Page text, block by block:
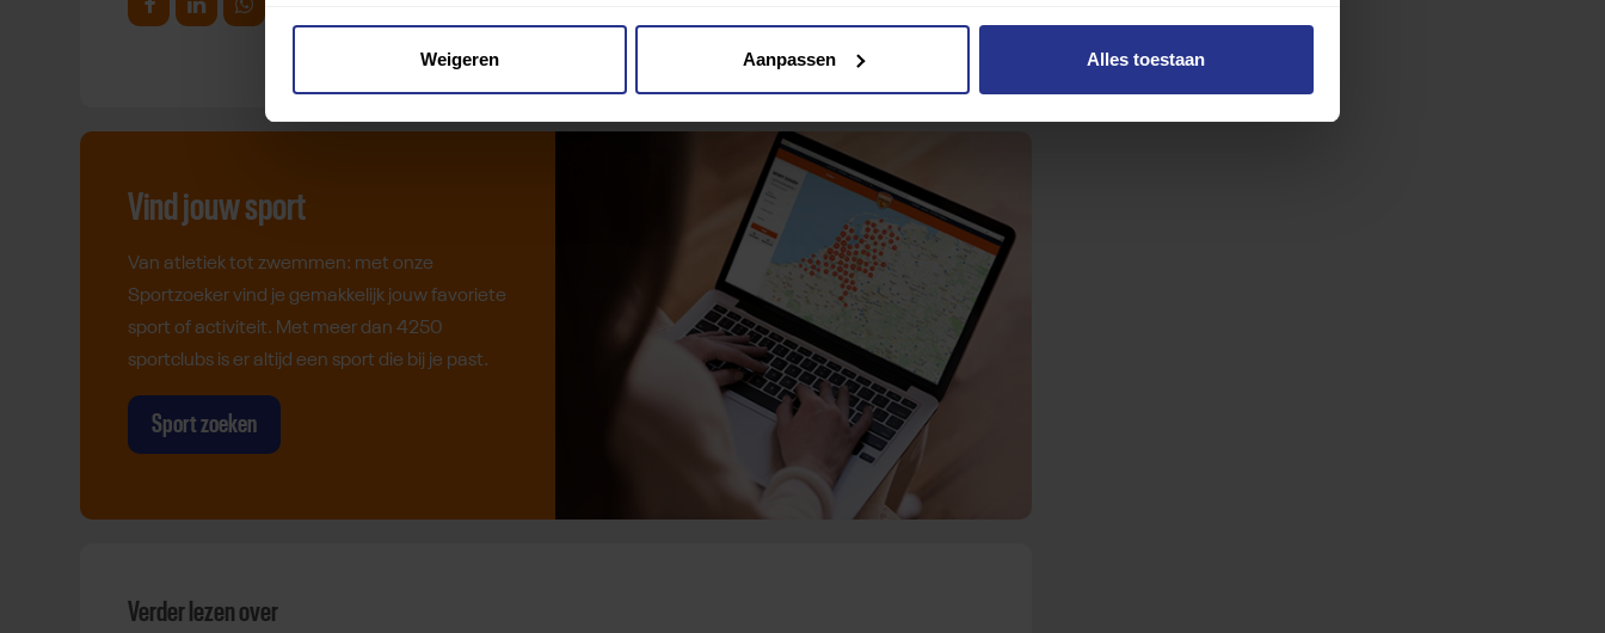
Weigeren Aanpassen Alles toestaan
Deel op Facebook
Deel op LinkedinDeel op Whatsapp
Vind jouw sport
Van atletiek tot zwemmen: met onze
Sportzoeker vind je gemakkelijk jouw favoriete
sport of activiteit. Met meer dan 4250
sportclubs is er altijd een sport die bij je past.
Sport zoeken
Verder lezen over